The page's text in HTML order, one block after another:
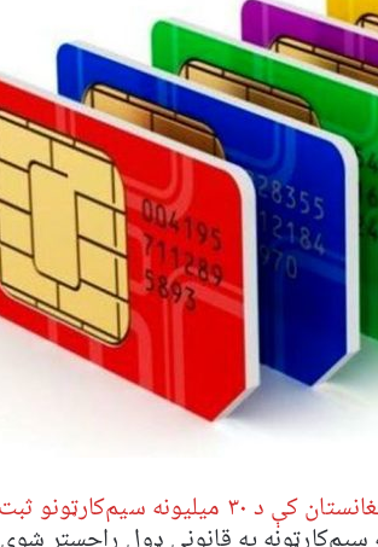
کې د ۳۰ میلیونه سیم‌کارټونو ثبت